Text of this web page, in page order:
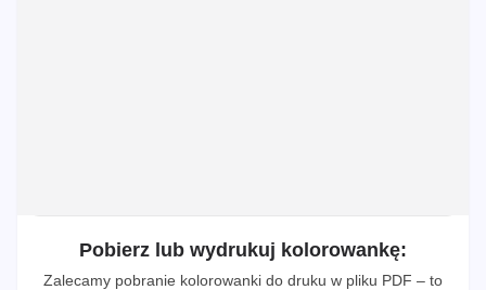
Pobierz lub wydrukuj kolorowankę:
Zalecamy pobranie kolorowanki do druku w pliku PDF – to